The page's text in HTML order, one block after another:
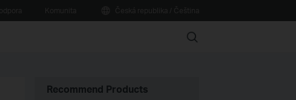
Search
Recommend Products